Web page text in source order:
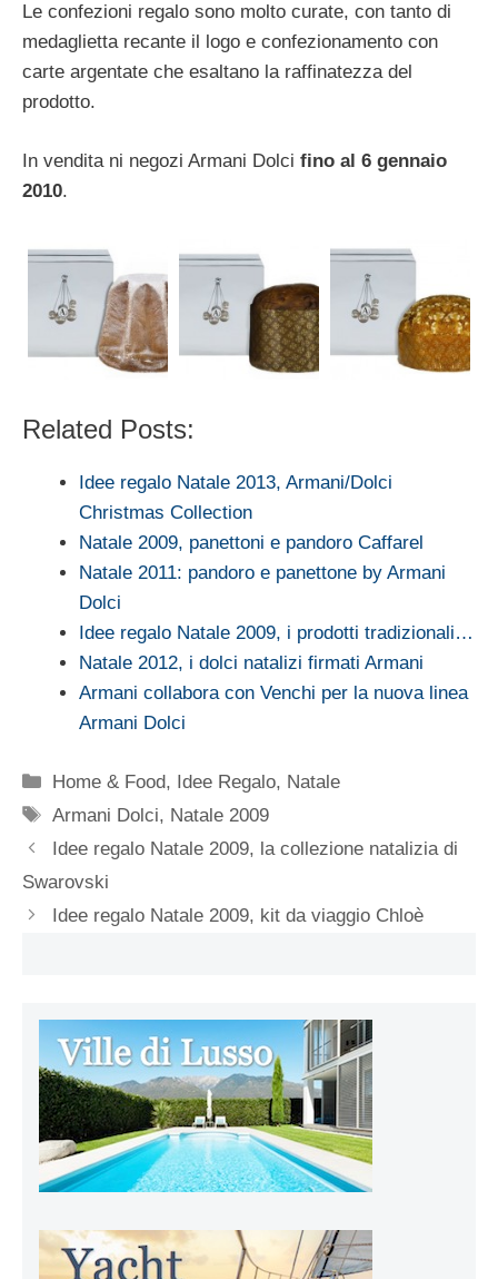
Le confezioni regalo sono molto curate, con tanto di
medaglietta recante il logo e confezionamento con
carte argentate che esaltano la raffinatezza del
prodotto.
In vendita ni negozi Armani Dolci fino al 6 gennaio
2010.
Related Posts:
Idee regalo Natale 2013, Armani/Dolci
Christmas Collection
Natale 2009, panettoni e pandoro Caffarel
Natale 2011: pandoro e panettone by Armani
Dolci
Idee regalo Natale 2009, i prodotti tradizionali…
Natale 2012, i dolci natalizi firmati Armani
Armani collabora con Venchi per la nuova linea
Armani Dolci
Categorie
Home & Food, Idee Regalo, Natale
Tag
Armani Dolci, Natale 2009
Idee regalo Natale 2009, la collezione natalizia di
Swarovski
Idee regalo Natale 2009, kit da viaggio Chloè